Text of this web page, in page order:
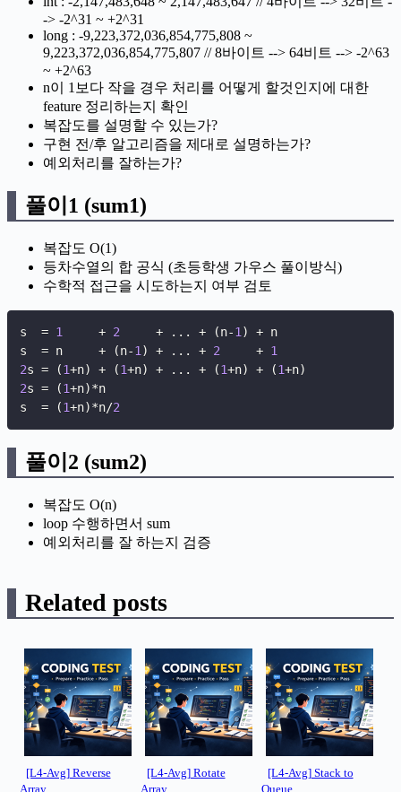
-> -2^31 ~ +2^31
long : -9,223,372,036,854,775,808 ~
9,223,372,036,854,775,807 // 8바이트 --> 64비트 --> -2^63
~ +2^63
n이 1보다 작을 경우 처리를 어떻게 할것인지에 대한
feature 정리하는지 확인
복잡도를 설명할 수 있는가?
구현 전/후 알고리즘을 제대로 설명하는가?
예외처리를 잘하는가?
풀이1 (sum1)
복잡도 O(1)
등차수열의 합 공식 (초등학생 가우스 풀이방식)
수학적 접근을 시도하는지 여부 검토
s = 1 + 2 + . . . + (n-1 ) + n
s = n + (n-1 ) + . . . + 2 + 1
2s = (1+n) + (1+n) + . . . + (1+n) + (1+n)
2s = (1+n)*n
s = (1+n)*n/2
풀이2 (sum2)
복잡도 O(n)
loop 수행하면서 sum
예외처리를 잘 하는지 검증
Related posts
[L4-Avg] Reverse
[L4-Avg] Rotate
[L4-Avg] Stack to